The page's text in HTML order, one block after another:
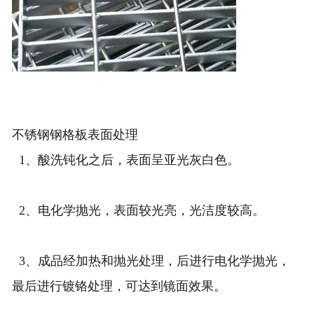
不锈钢钢格板表面处理
1、酸洗钝化之后，表面呈亚光灰白色。
2、电化学抛光，表面较光亮，光洁度较高。
3、成品经加热和抛光处理，后进行电化学抛光，
最后进行镀铬处理，可达到镜面效果。